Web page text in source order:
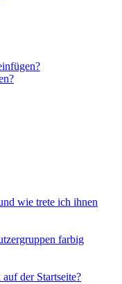
wie trete ich ihnen
farbig
der Startseite?